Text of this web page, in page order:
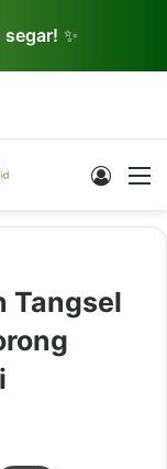
segar! ✨
Log In
Tangsel